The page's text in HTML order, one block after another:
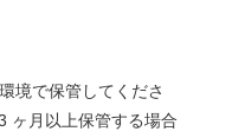
境で保管してくださ
ヶ月以上保管する場合